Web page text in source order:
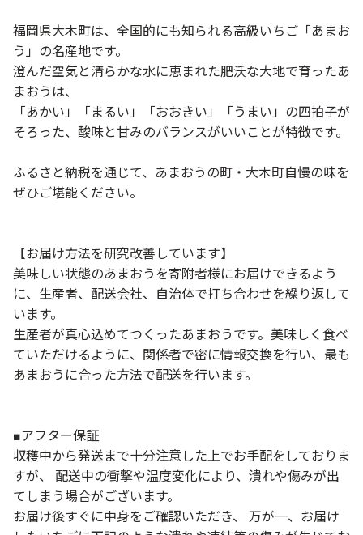
福岡県大木町は、全国的にも知られる高級いちご「あまお
う」の名産地です。
澄んだ空気と清らかな水に恵まれた肥沃な大地で育ったあ
まおうは、
「あかい」「まるい」「おおきい」「うまい」の四拍子が
そろった、酸味と甘みのバランスがいいことが特徴です。
ふるさと納税を通じて、あまおうの町・大木町自慢の味を
ぜひご堪能ください。
【お届け方法を研究改善しています】
美味しい状態のあまおうを寄附者様にお届けできるよう
に、生産者、配送会社、自治体で打ち合わせを繰り返して
います。
生産者が真心込めてつくったあまおうです。美味しく食べ
ていただけるように、関係者で密に情報交換を行い、最も
あまおうに合った方法で配送を行います。
■アフター保証
収穫中から発送まで十分注意した上でお手配をしておりま
すが、 配送中の衝撃や温度変化により、潰れや傷みが出
てしまう場合がございます。
お届け後すぐに中身をご確認いただき、 万が一、お届け